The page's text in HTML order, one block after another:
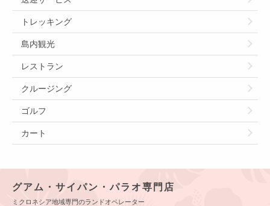
トレッキング
島内観光
レストラン
クルージング
ゴルフ
カート
グアム・サイパン・パラオ専門店
ミクロネシア地域専門のランドオペレーター